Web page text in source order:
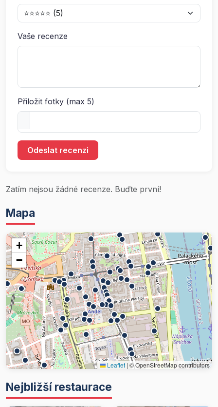
Vaše recenze
Přiložit fotky (max 5)
Odeslat recenzi
Zatím nejsou žádné recenze. Buďte první!
Mapa
+
−
Leaflet | © OpenStreetMap contributors
Nejbližší restaurace